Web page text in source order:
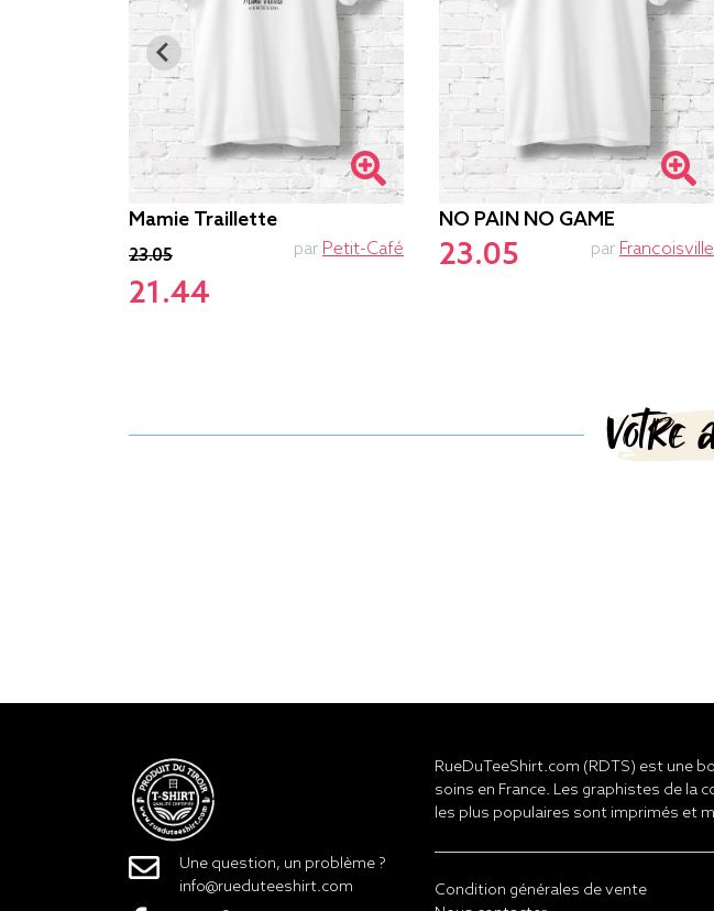
Mamie Traillette
23.05
21.44
par Petit-Café
NO PAIN NO GAME
23.05 par Francoisville
Votre
Une question, un problème ?
info@rueduteeshirt.com
RueDuTeeShirt.com (RDTS) est une
soins en France. Les graphistes de la
les plus populaires sont imprimés et
Condition générales de vente